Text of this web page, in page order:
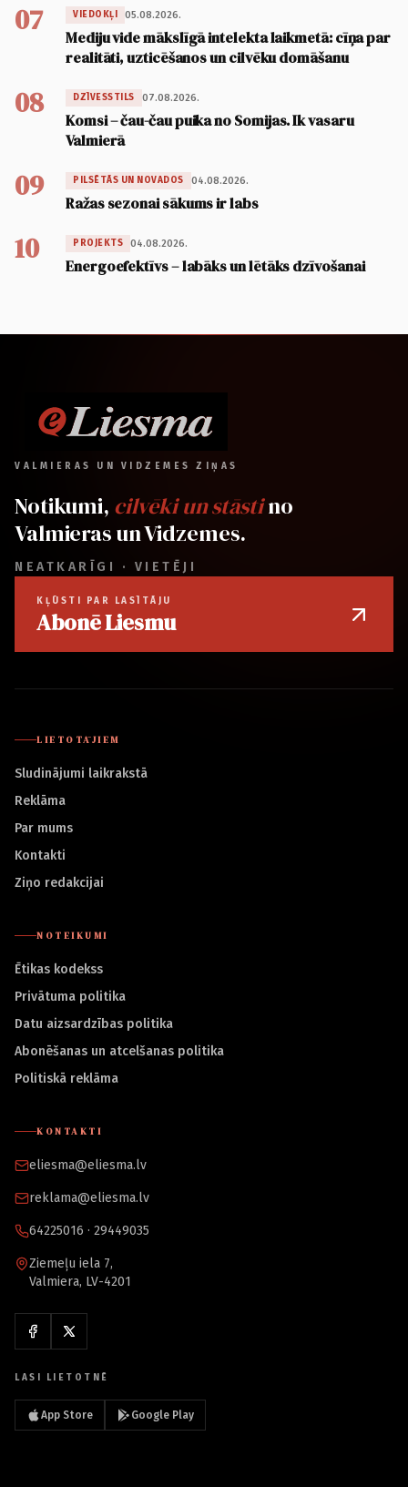
07 VIEDOKĻI 05.08.2026.
Mediju vide mākslīgā intelekta laikmetā: cīņa par
realitāti, uzticēšanos un cilvēku domāšanu
08 DZĪVESSTILS 07.08.2026.
Komsi – čau-čau puika no Somijas. Ik vasaru
Valmierā
09 PILSĒTĀS UN NOVADOS 04.08.2026.
Ražas sezonai sākums ir labs
10 PROJEKTS 04.08.2026.
Energoefektīvs – labāks un lētāks dzīvošanai
VALMIERAS UN VIDZEMES ZIŅAS
Notikumi, cilvēki un stāstino
Valmieras un Vidzemes.
NEATKARĪGI · VIETĒJI
KĻŪSTI PAR LASĪTĀJU
Abonē Liesmu
LIETOTĀJIEM
Sludinājumi laikrakstā
Reklāma
Par mums
Kontakti
Ziņo redakcijai
NOTEIKUMI
Ētikas kodekss
Privātuma politika
Datu aizsardzības politika
Abonēšanas un atcelšanas politika
Politiskā reklāma
KONTAKTI
eliesma@eliesma.lv
reklama@eliesma.lv
64225016 · 29449035
Ziemeļu iela 7,
Valmiera, LV-4201
LASI LIETOTNĒ
App Store Google Play